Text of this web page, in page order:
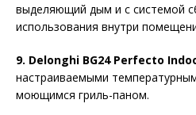
выделяющий дым и с системой
использования внутри
9. Delonghi BG24 Perfecto
настраиваемыми
моющимся гриль-паном.